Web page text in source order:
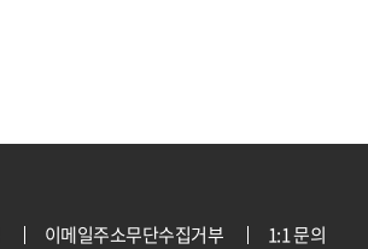
이메일주소무단수집거부 1:1 문의